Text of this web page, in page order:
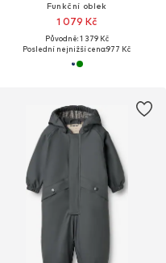
Funkční oblek
1 079 Kč
Původně: 1 379 Kč
Poslední nejnižší cena:977 Kč